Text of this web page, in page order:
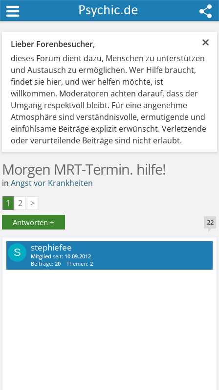
×
Lieber Forenbesucher,
dieses Forum dient dazu, Menschen zu unterstützen
und Austausch zu ermöglichen. Wer Hilfe braucht,
findet sie hier, und wer helfen möchte, ist
willkommen. Moderatoren achten darauf, dass der
Umgang respektvoll bleibt. Für eine angenehme
Atmosphäre sind verständnisvolle, ermutigende und
einfühlsame Beiträge explizit erwünscht. Verletzende
oder verurteilende Beiträge sind nicht erlaubt.
Morgen MRT-Termin. hilfe!
inAngst vor Krankheiten
1
2 >
Antworten + 22
S stephiefee
Mitglied seit: 10.09.2012
Beiträge:20 Themen:2